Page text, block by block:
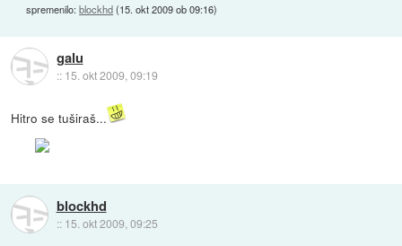
spremenilo:blockhd(15. okt 2009 ob 09:16)
galu
:: 15. okt 2009, 09:19
Hitro se tuširaš...
blockhd
:: 15. okt 2009, 09:25